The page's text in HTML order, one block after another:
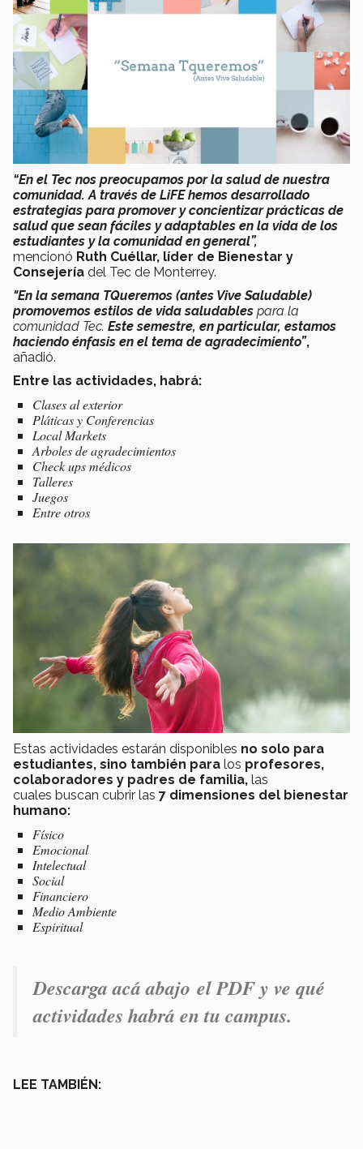
“En el Tec nos preocupamos por la salud de nuestra
comunidad. A través de LiFE hemos desarrollado
estrategias para promover y concientizar prácticas de
salud que sean fáciles y adaptables en la vida de los
estudiantes y la comunidad en general”,
mencionó Ruth Cuéllar, líder de Bienestar y
Consejería del Tec de Monterrey.
"En la semana TQueremos (antes Vive Saludable)
promovemos estilos de vida saludables para la
comunidad Tec. Este semestre, en particular, estamos
haciendo énfasis en el tema de agradecimiento”,
añadió.
Entre las actividades, habrá:
Clases al exterior
Pláticas y Conferencias
Local Markets
Arboles de agradecimientos
Check ups médicos
Talleres
Juegos
Entre otros
Estas actividades estarán disponibles no solo para
estudiantes, sino también para los profesores,
colaboradores y padres de familia, las
cuales buscan cubrir las 7 dimensiones del bienestar
humano:
Físico
Emocional
Intelectual
Social
Financiero
Medio Ambiente
Espiritual
Descarga acá abajo el PDF y ve qué
actividades habrá en tu campus.
LEE TAMBIÉN: